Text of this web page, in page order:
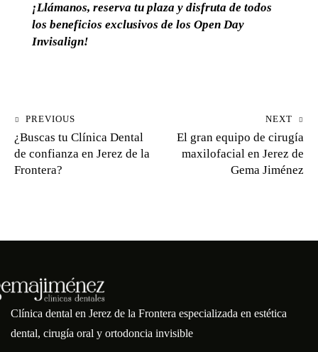
¡Llámanos, reserva tu plaza y disfruta de todos
los beneficios exclusivos de los Open Day
Invisalign!
PREVIOUS
¿Buscas tu Clínica Dental
de confianza en Jerez de la
Frontera?
NEXT
El gran equipo de cirugía
maxilofacial en Jerez de
Gema Jiménez
Clínica dental en Jerez de la Frontera especializada en estética
dental, cirugía oral y ortodoncia invisible